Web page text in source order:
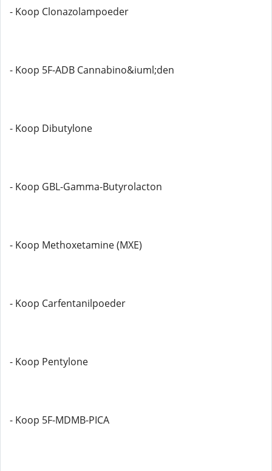
- Koop Clonazolampoeder
- Koop 5F-ADB Cannabino&iuml;den
- Koop Dibutylone
- Koop GBL-Gamma-Butyrolacton
- Koop Methoxetamine (MXE)
- Koop Carfentanilpoeder
- Koop Pentylone
- Koop 5F-MDMB-PICA